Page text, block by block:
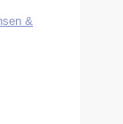
&